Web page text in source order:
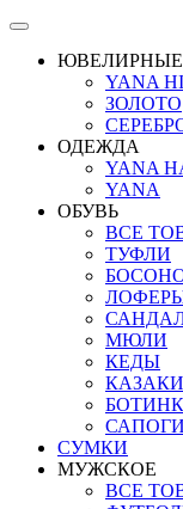
YANA
ЗОЛОТО
ОДЕЖДА
YANA
YANA
ОБУВЬ
ВСЕ
ТУФЛИ
МЮЛИ
КЕДЫ
КАЗАКИ
САПОГИ
СУМКИ
МУЖСКОЕ
ВСЕ